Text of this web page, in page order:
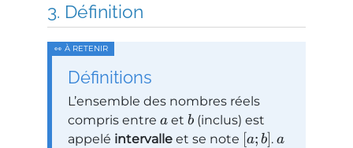
Définition
Définitions
L’ensemble des nombres réels
compris entre a et b (inclus) est
appelé intervalle et se note [a; b].a